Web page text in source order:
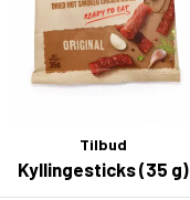
Tilbud
Kyllingesticks (35 g)